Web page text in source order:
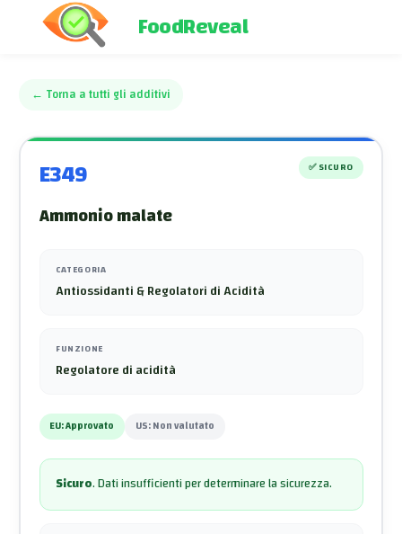
FoodReveal
← Torna a tutti gli additivi
E349 ✅SICURO
Ammonio malate
CATEGORIA
Antiossidanti & Regolatori di Acidità
FUNZIONE
Regolatore di acidità
EU:Approvato US:Non valutato
Sicuro.Dati insufficienti per determinare la sicurezza.